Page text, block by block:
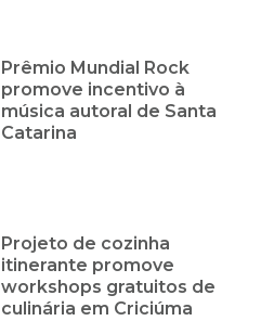
Prêmio Mundial Rock
promove incentivo à
música autoral de Santa
Catarina
Projeto de cozinha
itinerante promove
workshops gratuitos de
culinária em Criciúma